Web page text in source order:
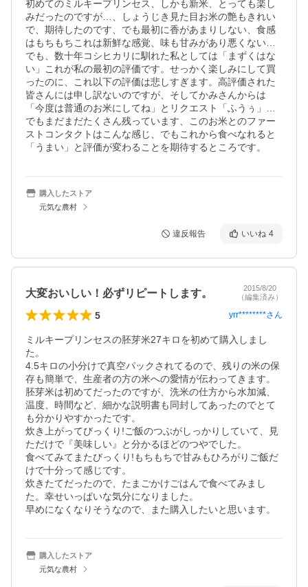
初めてのミルキープリンセス、しかも新米、とっても楽し
みだったのですが…、しょうじき見た目お米の艶もきれい
で、期待したのです、でも最初に香があまりしない、食感
はもちもちこれは新鮮な感覚、味も甘みがあり悪くない…
でも、数十年コシヒカリに馴れた私としては「まずくはな
い」これが私の最初の評価です。せっかく楽しみにして買
ったのに、これ以下の評価は悲しすぎます。高評価された
皆さんには申し訳ないのですが、そしてかみさんからは
「今度は普通のお米にしてね」とリクエスト「ふうぅ」…
でもまだまだたくさん残っています、このお米とのファー
ストコンタクトはこんな感じ、でもこれから食べなれると
「うまい」と評価が変わることを期待するところです。
購入したストア
元気な農村
違反報告 いいね 4
大変おいしい！必ずリピートします。
2015/8/20
（編集済み）
5 yrr********さん
ミルキープリンセスの胚芽米27キロを初めて購入しまし
た。
4.5キロの小分けで真空パックされてるので、残りの米の保
存も簡単で、生産者の方の米への愛情が伝わってきます。
胚芽米は初めてだったのですが、洗米の仕方から水加減、
温度、時間など、細かな説明書も同封してあったのでとて
も分かりやすかったです。
炊き上がってびっくり!ご飯のつぶがしっかりしていて、見
ただけで『美味しい』と分かるほどのつやでした。
食べてみてまたびっくり!もちもちで甘みもひろがりご飯だ
けで十分って感じです。
炊きたてだったので、たまごかけごはんで食べてみまし
た。幸せいっぱいな気分になりました。
早めになくなりそうなので、また購入したいと思います。
購入したストア
元気な農村